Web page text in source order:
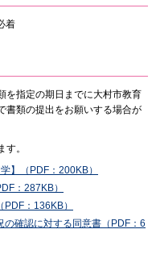
着
を指定の期日までに大村市教育
書類の提出をお願いする場合が
。
】（PDF：200KB）
：287KB）
：136KB）
確認に対する同意書（PDF：6